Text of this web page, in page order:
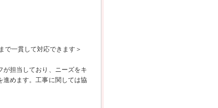
で一貫して対応できます＞
が担当しており、ニーズをキ
進めます。工事に関しては協